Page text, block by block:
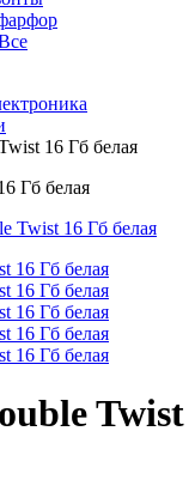
16 Гб белая
Гб белая
Twist